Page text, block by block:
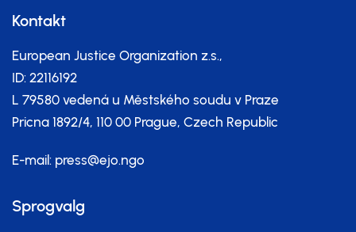
Kontakt
European Justice Organization z.s.,
ID: 22116192
L 79580 vedená u Městského soudu v Praze
Pricna 1892/4, 110 00 Prague, Czech Republic
E-mail: press@ejo.ngo
Sprogvalg